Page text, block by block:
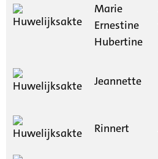
Marie
Ernestine
Hubertine
Jeannette
Rinnert